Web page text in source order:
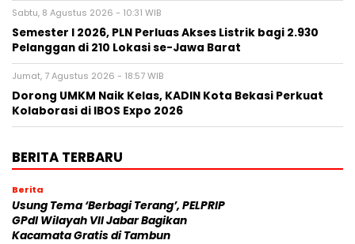
Sabtu, 8 Agustus 2026 - 10:31 WIB
Semester I 2026, PLN Perluas Akses Listrik bagi 2.930
Pelanggan di 210 Lokasi se-Jawa Barat
Jumat, 7 Agustus 2026 - 18:57 WIB
Dorong UMKM Naik Kelas, KADIN Kota Bekasi Perkuat
Kolaborasi di IBOS Expo 2026
BERITA TERBARU
Berita
‎Usung Tema ‘Berbagi Terang’, PELPRIP
GPdI Wilayah VII Jabar Bagikan
Kacamata Gratis di Tambun